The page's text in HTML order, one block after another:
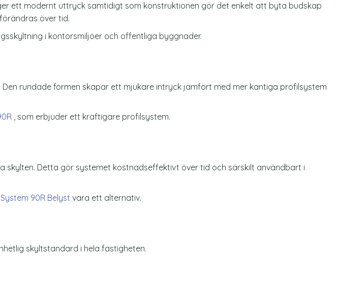
ett modernt uttryck samtidigt som konstruktionen gör det enkelt att byta budskap
över tid.
i kontorsmiljöer och offentliga byggnader.
rundade formen skapar ett mjukare intryck jämfört med mer kantiga profilsystem
, som erbjuder ett kraftigare profilsystem.
skylten. Detta gör systemet kostnadseffektivt över tid och särskilt användbart i
System 90R Belystvara ett alternativ.
skyltstandard i hela fastigheten.